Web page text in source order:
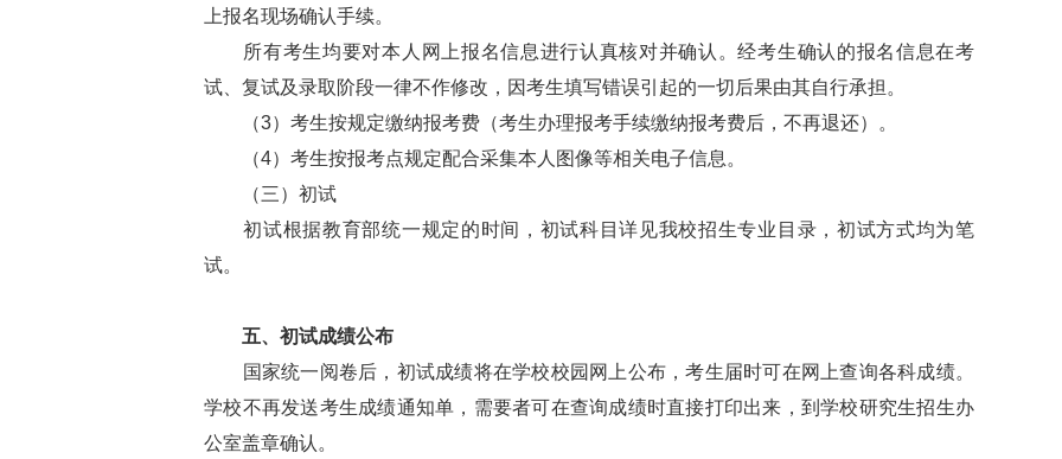
上报名现场确认手续。
所有考生均要对本人网上报名信息进行认真核对并确认。经考生确认的报名信息在考
试、复试及录取阶段一律不作修改，因考生填写错误引起的一切后果由其自行承担。
（3）考生按规定缴纳报考费（考生办理报考手续缴纳报考费后，不再退还）。
（4）考生按报考点规定配合采集本人图像等相关电子信息。
（三）初试
初试根据教育部统一规定的时间，初试科目详见我校招生专业目录，初试方式均为笔
试。
五、初试成绩公布
国家统一阅卷后，初试成绩将在学校校园网上公布，考生届时可在网上查询各科成绩。
学校不再发送考生成绩通知单，需要者可在查询成绩时直接打印出来，到学校研究生招生办
公室盖章确认。